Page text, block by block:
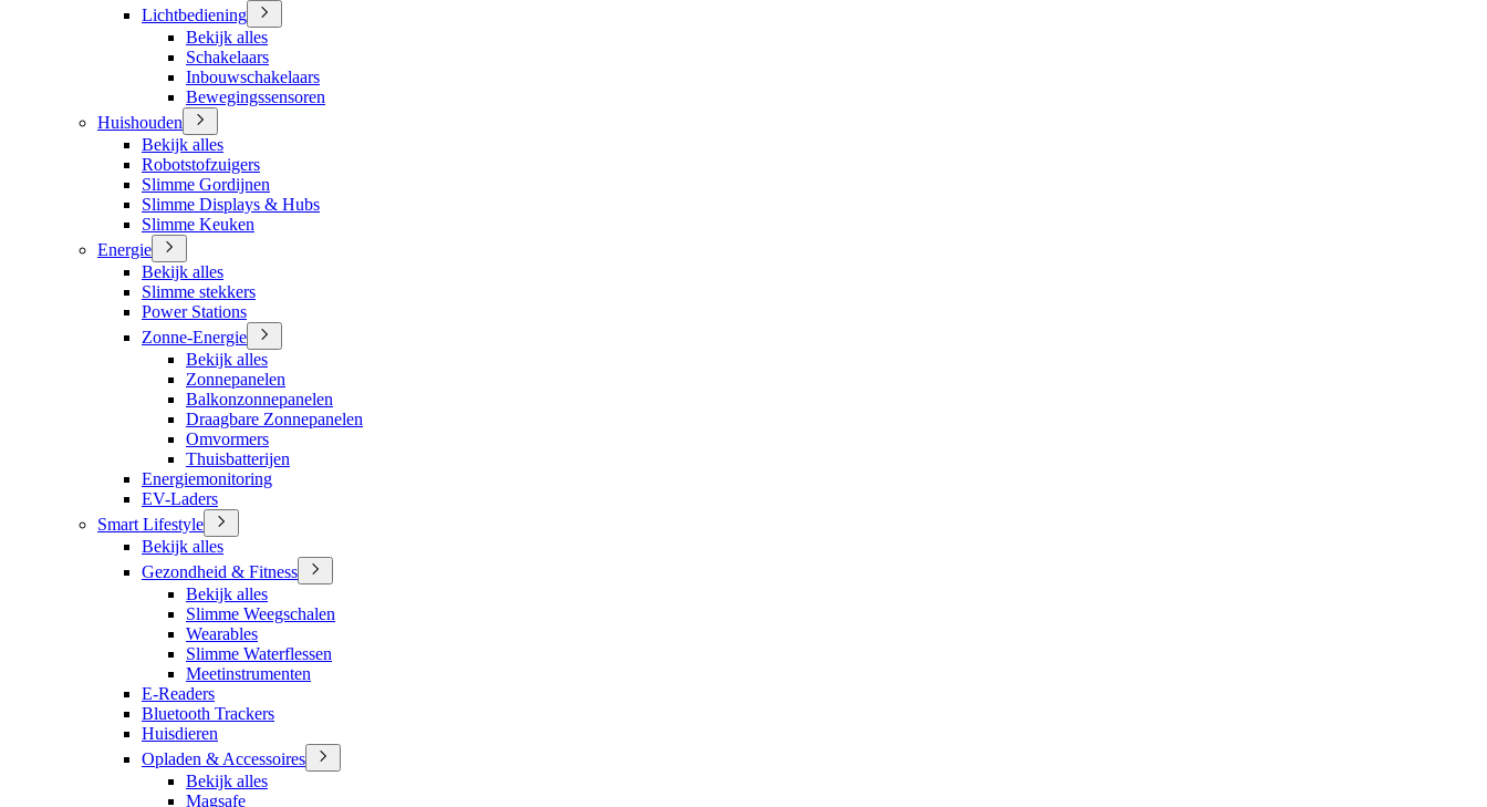
Lichtbediening
Bekijk alles
Schakelaars
Inbouwschakelaars
Bewegingssensoren
Huishouden
Bekijk alles
Robotstofzuigers
Slimme Gordijnen
Slimme Displays & Hubs
Slimme Keuken
Energie
Bekijk alles
Slimme stekkers
Power Stations
Zonne-Energie
Bekijk alles
Zonnepanelen
Balkonzonnepanelen
Draagbare Zonnepanelen
Omvormers
Thuisbatterijen
Energiemonitoring
EV-Laders
Smart Lifestyle
Bekijk alles
Gezondheid & Fitness
Bekijk alles
Slimme Weegschalen
Wearables
Slimme Waterflessen
Meetinstrumenten
E-Readers
Bluetooth Trackers
Huisdieren
Opladen & Accessoires
Bekijk alles
Magsafe